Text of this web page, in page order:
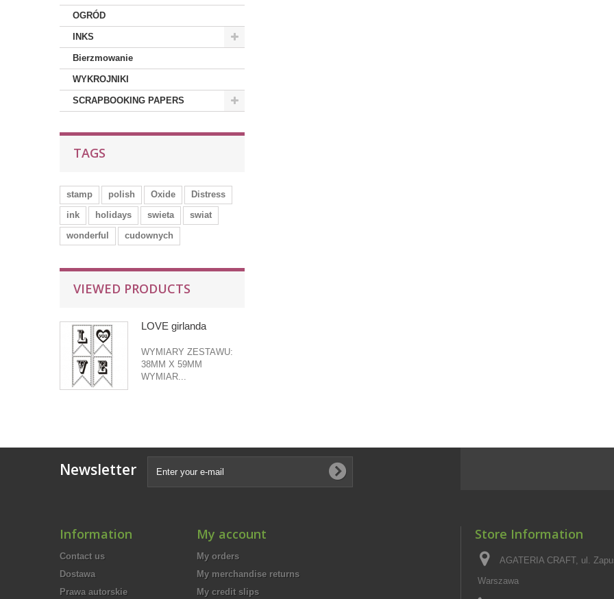
OGRÓD
INKS
Bierzmowanie
WYKROJNIKI
SCRAPBOOKING PAPERS
TAGS
stamp polish Oxide
Distress
ink
holidays swieta
swiat
wonderful
cudownych
VIEWED PRODUCTS
LOVE girlanda
WYMIARY ZESTAWU:
38MM X 59MM
WYMIAR...
Newsletter
Information
Contact us
Dostawa
Prawa autorskie
My account
My orders
My merchandise returns
My credit slips
Store Information
AGATERIA CRAFT, ul.
Warszawa